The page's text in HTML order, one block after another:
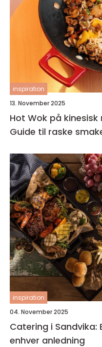
inspiration
13. November 2025
Hot Wok på
Guide til raske
inspiration
04. November 2025
Catering i Sandvika:
enhver anledning